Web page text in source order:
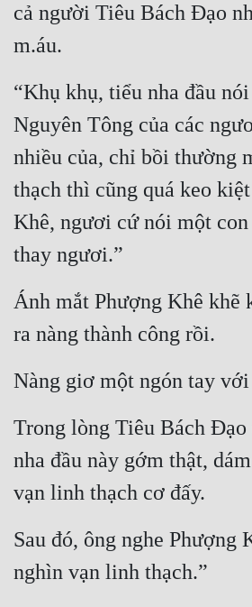
cả người Tiêu Bách Đạo
m.áu.
“Khụ khụ, tiểu nha đầu
Nguyên Tông của các
nhiều của, chỉ bồi thường
thạch thì cũng quá keo
Khê, ngươi cứ nói một
thay ngươi.”
Ánh mắt Phượng Khê khẽ
ra nàng thành công rồi.
Nàng giơ một ngón tay
Trong lòng Tiêu Bách
nha đầu này gớm thật,
vạn linh thạch cơ đấy.
Sau đó, ông nghe Phượng
nghìn vạn linh thạch.”